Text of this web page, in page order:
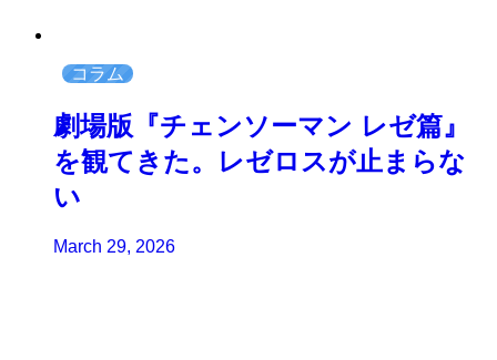
コラム
劇場版『チェンソーマン レゼ篇』
を観てきた。レゼロスが止まらな
い
March 29, 2026